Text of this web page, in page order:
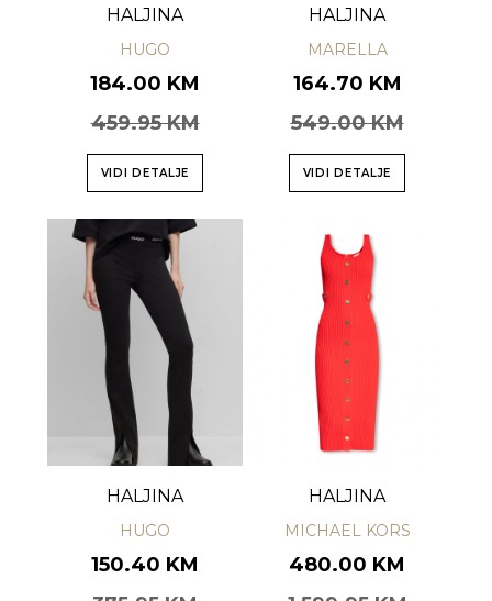
HALJINA
HUGO
184.00 KM
459.95 KM
VIDI DETALJE
HALJINA
MARELLA
164.70 KM
549.00 KM
VIDI DETALJE
HALJINA
HUGO
150.40 KM
HALJINA
MICHAEL KORS
480.00 KM